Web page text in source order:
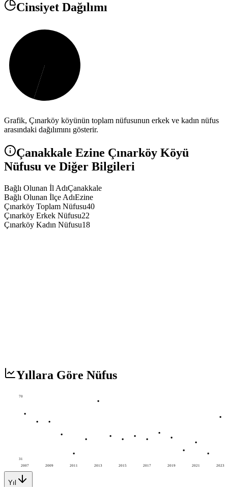
Cinsiyet Dağılımı
Grafik, Çınarköy köyünün toplam nüfusunun erkek ve kadın nüfus
arasındaki dağılımını gösterir.
Çanakkale Ezine Çınarköy Köyü
Nüfusu ve Diğer Bilgileri
Bağlı Olunan İl AdıÇanakkale
Bağlı Olunan İlçe AdıEzine
Çınarköy Toplam Nüfusu40
Çınarköy Erkek Nüfusu22
Çınarköy Kadın Nüfusu18
Yıllara Göre Nüfus
2007 2009 2011 2013 2015 2017 2019 2021 2023
70
31
Yıl